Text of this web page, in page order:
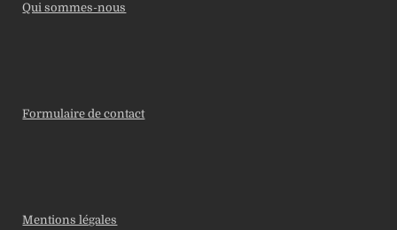
Qui sommes-nous
Formulaire de contact
Mentions légales